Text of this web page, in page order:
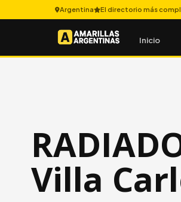
Argentina El directorio más
Inicio
Villa